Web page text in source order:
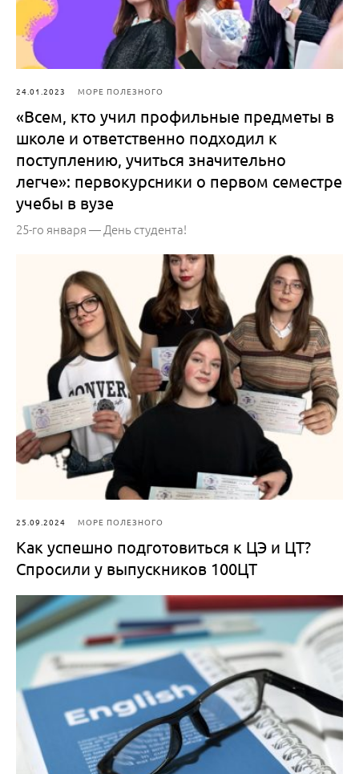
24.01.2023 МОРЕ ПОЛЕЗНОГО
«Всем, кто учил профильные предметы в
школе и ответственно подходил к
поступлению, учиться значительно
легче»: первокурсники о первом семестре
учебы в вузе
25-го января — День студента!
25.09.2024 МОРЕ ПОЛЕЗНОГО
Как успешно подготовиться к ЦЭ и ЦТ?
Спросили у выпускников 100ЦТ